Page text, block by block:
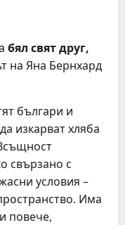
бял свят друг,
на Яна Бернхард
българи и
изкарват хляба
свързано с
условия –
Има
повече,